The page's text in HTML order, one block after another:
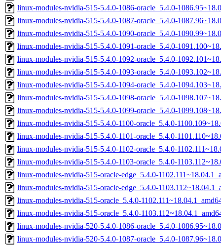
linux-modules-nvidia-515-5.4.0-1086-oracle_5.4.0-
linux-modules-nvidia-515-5.4.0-1087-oracle_5.4.0-
linux-modules-nvidia-515-5.4.0-1090-oracle_5.4.0-
linux-modules-nvidia-515-5.4.0-1091-oracle_5.4.0-
linux-modules-nvidia-515-5.4.0-1092-oracle_5.4.0-
linux-modules-nvidia-515-5.4.0-1093-oracle_5.4.0-
linux-modules-nvidia-515-5.4.0-1094-oracle_5.4.0-
linux-modules-nvidia-515-5.4.0-1098-oracle_5.4.0-
linux-modules-nvidia-515-5.4.0-1099-oracle_5.4.0-
linux-modules-nvidia-515-5.4.0-1100-oracle_5.4.0-
linux-modules-nvidia-515-5.4.0-1101-oracle_5.4.0-
linux-modules-nvidia-515-5.4.0-1102-oracle_5.4.0-
linux-modules-nvidia-515-5.4.0-1103-oracle_5.4.0-
linux-modules-nvidia-515-oracle-edge_5.4.0-
linux-modules-nvidia-515-oracle-edge_5.4.0-
linux-modules-nvidia-515-oracle_5.4.0-
linux-modules-nvidia-515-oracle_5.4.0-
linux-modules-nvidia-520-5.4.0-1086-oracle_5.4.0-
linux-modules-nvidia-520-5.4.0-1087-oracle_5.4.0-